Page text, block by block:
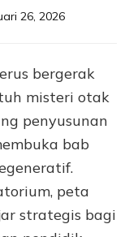
26, 2026
bergerak
misteri otak
penyusunan
bab
peta
strategis bagi